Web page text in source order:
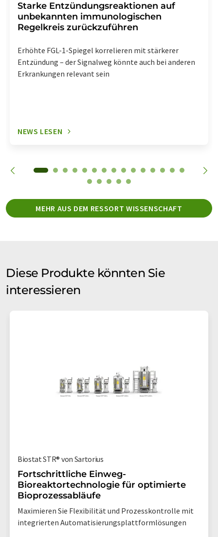
Starke Entzündungsreaktionen auf
unbekannten immunologischen
Regelkreis zurückzuführen
Erhöhte FGL-1-Spiegel korrelieren mit stärkerer
Entzündung – der Signalweg könnte auch bei anderen
Erkrankungen relevant sein
NEWS LESEN
MEHR AUS DEM RESSORT WISSENSCHAFT
Diese Produkte könnten Sie
interessieren
Biostat STR® von Sartorius
Fortschrittliche Einweg-
Bioreaktortechnologie für optimierte
Bioprozessabläufe
Maximieren Sie Flexibilität und Prozesskontrolle mit
integrierten Automatisierungsplattformlösungen